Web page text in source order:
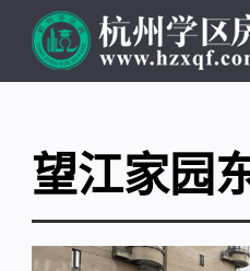
望江家园